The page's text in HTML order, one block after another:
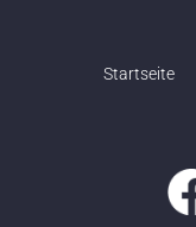
Startseite